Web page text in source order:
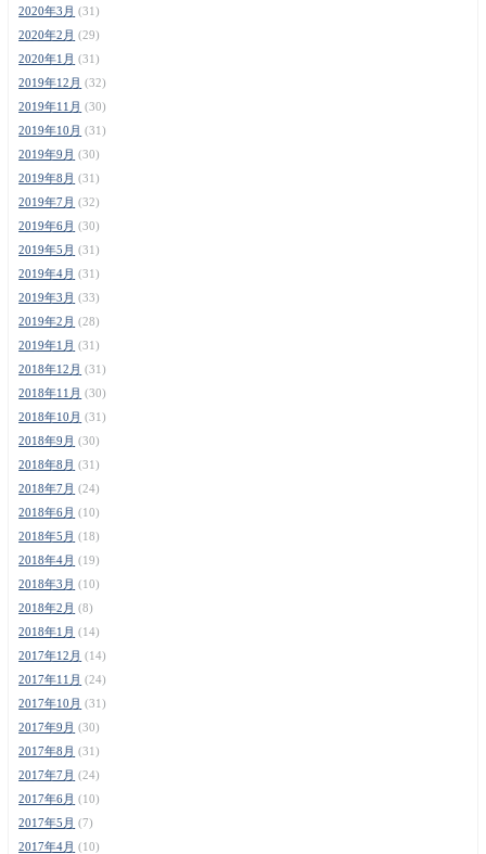
2020年3月 (31)
2020年2月 (29)
2020年1月 (31)
2019年12月 (32)
2019年11月 (30)
2019年10月 (31)
2019年9月 (30)
2019年8月 (31)
2019年7月 (32)
2019年6月 (30)
2019年5月 (31)
2019年4月 (31)
2019年3月 (33)
2019年2月 (28)
2019年1月 (31)
2018年12月 (31)
2018年11月 (30)
2018年10月 (31)
2018年9月 (30)
2018年8月 (31)
2018年7月 (24)
2018年6月 (10)
2018年5月 (18)
2018年4月 (19)
2018年3月 (10)
2018年2月 (8)
2018年1月 (14)
2017年12月 (14)
2017年11月 (24)
2017年10月 (31)
2017年9月 (30)
2017年8月 (31)
2017年7月 (24)
2017年6月 (10)
2017年5月 (7)
2017年4月 (10)